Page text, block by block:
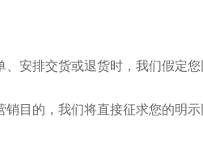
安排交货或退货时，我们假定
目的，我们将直接征求您的明示